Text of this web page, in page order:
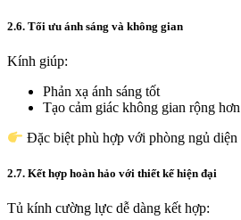
2.6. Tối ưu ánh sáng và không gian
Kính giúp:
Phản xạ ánh sáng tốt
Tạo cảm giác không gian rộng hơn
Đặc biệt phù hợp với phòng ngủ diện
2.7. Kết hợp hoàn hảo với thiết kế hiện đại
Tủ kính cường lực dễ dàng kết hợp: